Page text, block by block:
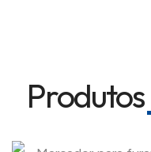
Produtos